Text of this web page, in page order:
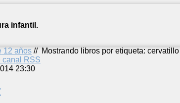
infantil.
12 años // Mostrando libros por etiqueta: cervatillo
canal RSS
23:30